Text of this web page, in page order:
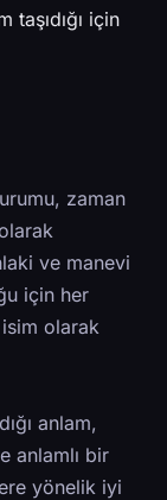
için
zaman
ve manevi
için her
olarak
anlam,
anlamlı bir
yönelik iyi